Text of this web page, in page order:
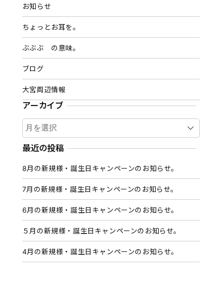
お知らせ
ちょっとお耳を。
ぶぶぶ の意味。
ブログ
大宮周辺情報
アーカイブ
ア
ー
カ
ブ
最近の投稿
8月の新規様・誕生日キャンペーンのお知らせ。
7月の新規様・誕生日キャンペーンのお知らせ。
6月の新規様・誕生日キャンペーンのお知らせ。
５月の新規様・誕生日キャンペーンのお知らせ。
4月の新規様・誕生日キャンペーンのお知らせ。